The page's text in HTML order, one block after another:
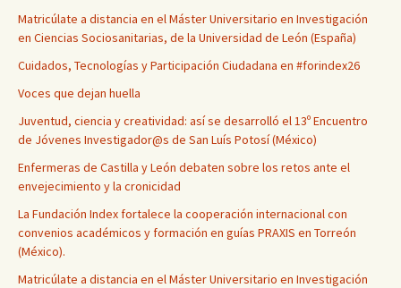
Matricúlate a distancia en el Máster Universitario en Investigación
en Ciencias Sociosanitarias, de la Universidad de León (España)
Cuidados, Tecnologías y Participación Ciudadana en #forindex26
Voces que dejan huella
Juventud, ciencia y creatividad: así se desarrolló el 13º Encuentro
de Jóvenes Investigador@s de San Luís Potosí (México)
Enfermeras de Castilla y León debaten sobre los retos ante el
envejecimiento y la cronicidad
La Fundación Index fortalece la cooperación internacional con
convenios académicos y formación en guías PRAXIS en Torreón
(México).
Matricúlate a distancia en el Máster Universitario en Investigación